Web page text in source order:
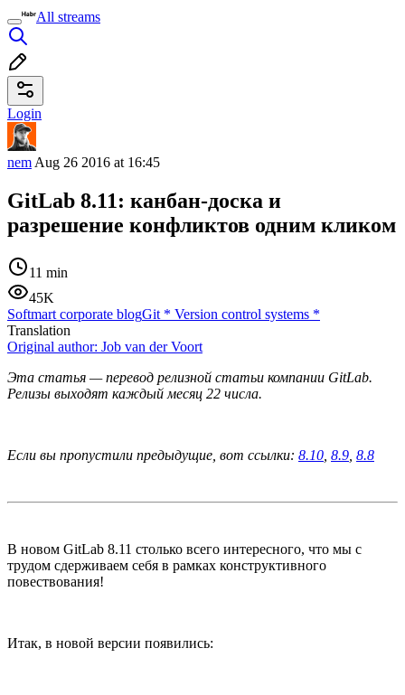
All streams
Login
nem Aug 26 2016 at 16:45
GitLab 8.11: канбан-доска и
разрешение конфликтов одним кликом
11 min
45K
Softmart corporate blogGit * Version control systems *
Translation
Original author: Job van der Voort
Эта статья — перевод релизной статьи компании GitLab.
Релизы выходят каждый месяц 22 числа.
Если вы пропустили предыдущие, вот ссылки: 8.10 8.9 8.8
В новом GitLab 8.11 столько всего интересного, что мы с
трудом сдерживаем себя в рамках конструктивного
повествования!
Итак, в новой версии появились: